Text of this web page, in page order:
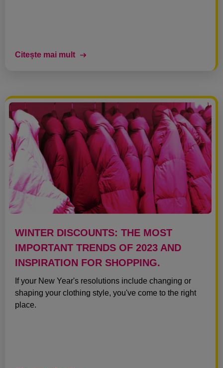
Citește mai mult
WINTER DISCOUNTS: THE MOST
IMPORTANT TRENDS OF 2023 AND
INSPIRATION FOR SHOPPING.
If your New Year's resolutions include changing or
shaping your clothing style, you've come to the right
place.